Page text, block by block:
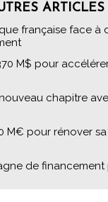
ARTICLES
française face à
M$ pour
chapitre
M€ pour rénover
de